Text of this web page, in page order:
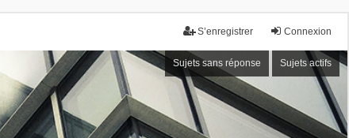
Connexion
S’enregistrer
Sujets sans réponse Sujets actifs